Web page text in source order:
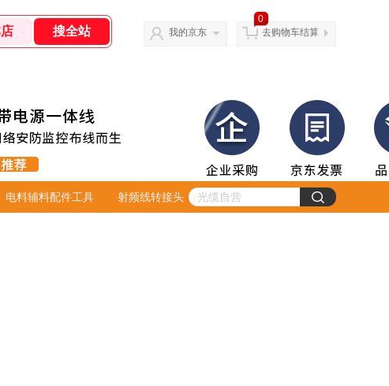
我的京东
0
去购物车结算
电料辅料配件工具 射频线转接头